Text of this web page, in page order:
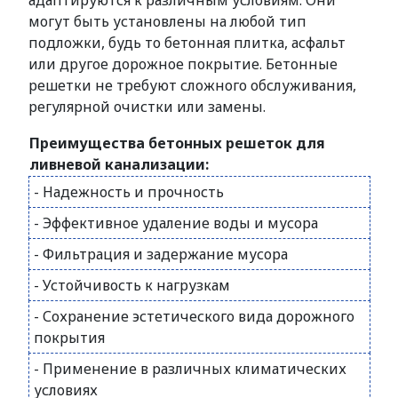
могут быть установлены на любой тип
подложки, будь то бетонная плитка, асфальт
или другое дорожное покрытие. Бетонные
решетки не требуют сложного обслуживания,
регулярной очистки или замены.
Преимущества бетонных решеток для
ливневой канализации:
- Надежность и прочность
- Эффективное удаление воды и мусора
- Фильтрация и задержание мусора
- Устойчивость к нагрузкам
- Сохранение эстетического вида дорожного
покрытия
- Применение в различных климатических
условиях